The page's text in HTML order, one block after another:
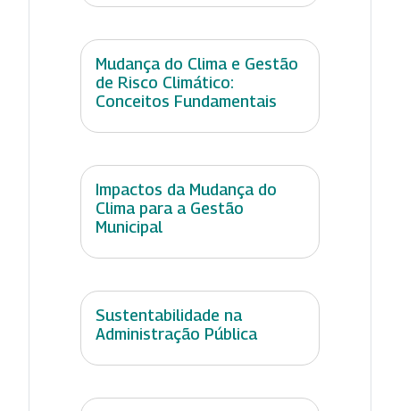
Mudança do Clima e Gestão
de Risco Climático:
Conceitos Fundamentais
Impactos da Mudança do
Clima para a Gestão
Municipal
Sustentabilidade na
Administração Pública